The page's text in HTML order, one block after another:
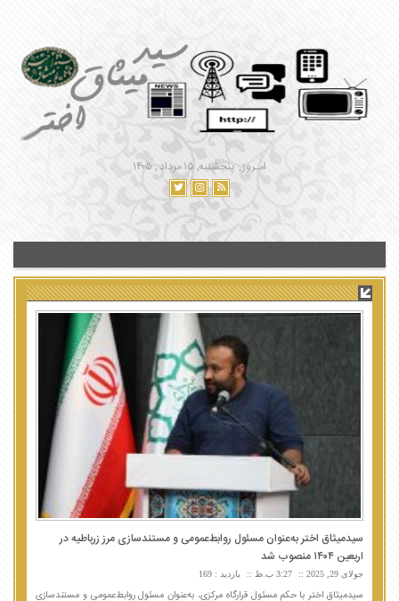
امـروز : پنجشنبه, ۱۵ مرداد , ۱۴۰۵
سیدمیثاق اختر به‌عنوان مسئول روابط‌عمومی و مستندسازی مرز زرباطیه در
اربعین ۱۴۰۴ منصوب شد
جولای 29, 2025 3:27 ب.ظ بازدید : 169
سیدمیثاق اختر با حکم مسئول قرارگاه مرکزی، به‌عنوان مسئول روابط‌عمومی و مستندسازی